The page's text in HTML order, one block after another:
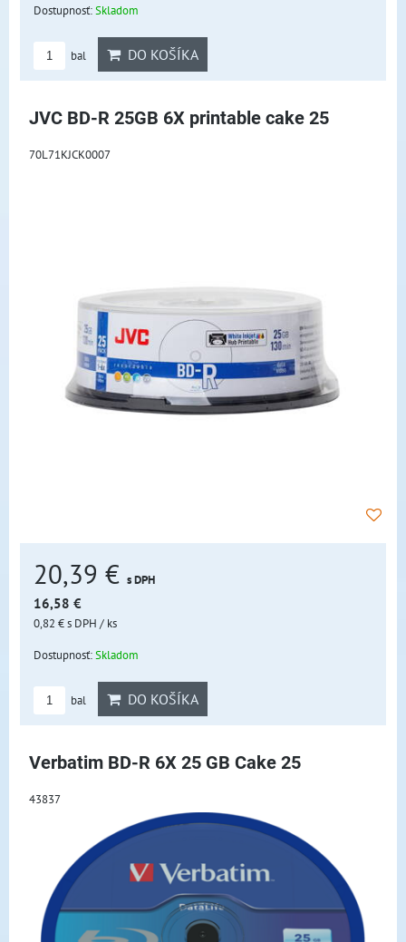
Dostupnosť:Skladom
bal DO KOŠÍKA
JVC BD-R 25GB 6X printable cake 25
70L71KJCK0007
20,39 € s DPH
16,58 €
0,82 €s DPH / ks
Dostupnosť:Skladom
bal DO KOŠÍKA
Verbatim BD-R 6X 25 GB Cake 25
43837